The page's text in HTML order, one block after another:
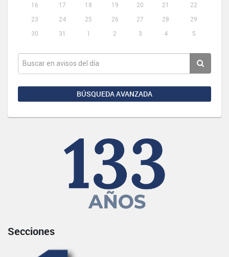
16
17 18 19 20 21
22
23
24 25 26 27 28
29
30
31 1 2 3 4 5
BÚSQUEDA AVANZADA
Secciones